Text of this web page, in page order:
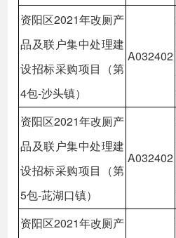
资阳区2021年改厕产
品及联户集中处理建
设招标采购项目（第
4包-沙头镇）
A032402
资阳区2021年改厕产
品及联户集中处理建
设招标采购项目（第
5包-茈湖口镇）
A032402
资阳区2021年改厕产